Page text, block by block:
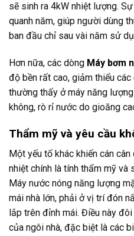
sẽ sinh ra 4kW nhiệt lượng.
quanh năm, giúp người dùng
ban đầu chỉ sau vài năm sử
Hơn nữa, các dòng Máy bơm
độ bền rất cao, giảm thiểu
thường thấy ở máy năng
không, rò rỉ nước do gioăng
Thẩm mỹ và yêu cầu
Một yếu tố khác khiến cán
nhiệt chính là tính thẩm mỹ
Máy nước nóng năng lượng
mái nhà lớn, phải ở vị trí đón
lắp trên đỉnh mái. Điều này
của ngôi nhà, đặc biệt là các